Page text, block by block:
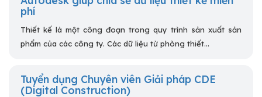
phí
Thiết kế là một công đoạn trong quy trình sản xuất sản
phẩm của các công ty. Các dữ liệu từ phòng thiết...
Tuyển dụng Chuyên viên Giải pháp CDE
(Digital Construction)